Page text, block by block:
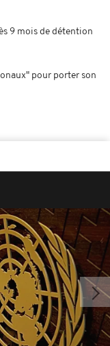
9 mois de détention
pour porter son